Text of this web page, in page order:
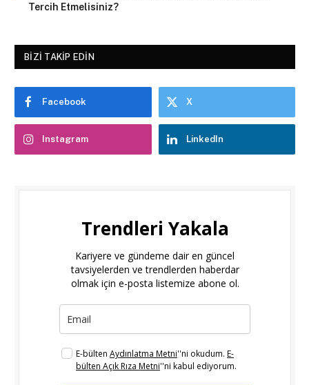
Tercih Etmelisiniz?
BIZI TAKIP EDIN
Facebook X
Instagram LinkedIn
Trendleri Yakala
Kariyere ve gündeme dair en güncel
tavsiyelerden ve trendlerden haberdar
olmak için e-posta listemize abone ol.
E-bülten Aydınlatma Metni''ni okudum. E-
bülten Açık Rıza Metni''ni kabul ediyorum.